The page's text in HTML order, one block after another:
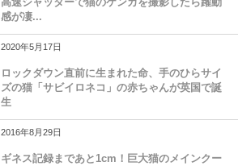
感が凄...
2020年5月17日
ロックダウン直前に生まれた命、手のひらサイ
ズの猫「サビイロネコ」の赤ちゃんが英国で誕
生
2016年8月29日
ギネス記録まであと1cm！巨大猫のメインクー